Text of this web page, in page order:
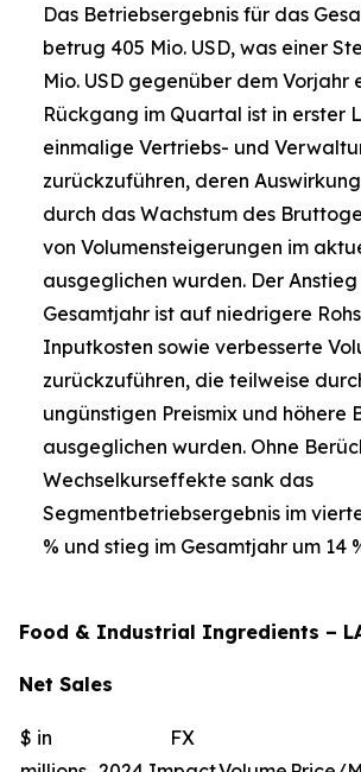
Das Betriebsergebnis für das
betrug 405 Mio. USD, was einer
Mio. USD gegenüber dem Vorjahr
Rückgang im Quartal ist in erster
einmalige Vertriebs- und
zurückzuführen, deren
durch das Wachstum des
von Volumensteigerungen im
ausgeglichen wurden. Der
Gesamtjahr ist auf niedrigere
Inputkosten sowie verbesserte
zurückzuführen, die teilweise
ungünstigen Preismix und höhere
ausgeglichen wurden. Ohne
Wechselkurseffekte sank das
Segmentbetriebsergebnis im
% und stieg im Gesamtjahr um 14
Food & Industrial Ingredients –
Net Sales
$ in
FX